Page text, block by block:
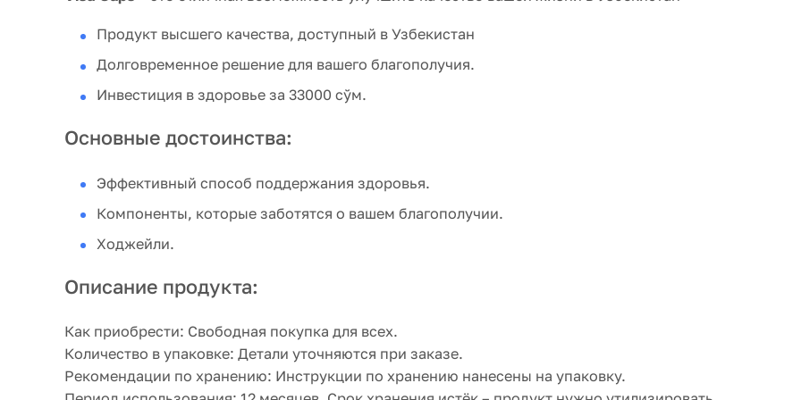
Продукт высшего качества, доступный в Узбекистан
Долговременное решение для вашего благополучия.
Инвестиция в здоровье за 33000 сўм.
Основные достоинства:
Эффективный способ поддержания здоровья.
Компоненты, которые заботятся о вашем благополучии.
Ходжейли.
Описание продукта:
Как приобрести: Свободная покупка для всех.
Количество в упаковке: Детали уточняются при заказе.
Рекомендации по хранению: Инструкции по хранению нанесены на упаковку.